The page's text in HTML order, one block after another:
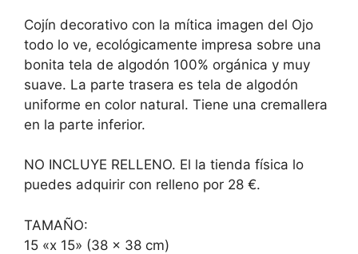
Cojín decorativo con la mítica imagen del Ojo
todo lo ve, ecológicamente impresa sobre una
bonita tela de algodón 100% orgánica y muy
suave. La parte trasera es tela de algodón
uniforme en color natural. Tiene una cremallera
en la parte inferior.
NO INCLUYE RELLENO. El la tienda física lo
puedes adquirir con relleno por 28 €.
TAMAÑO:
15 «x 15» (38 x 38 cm)